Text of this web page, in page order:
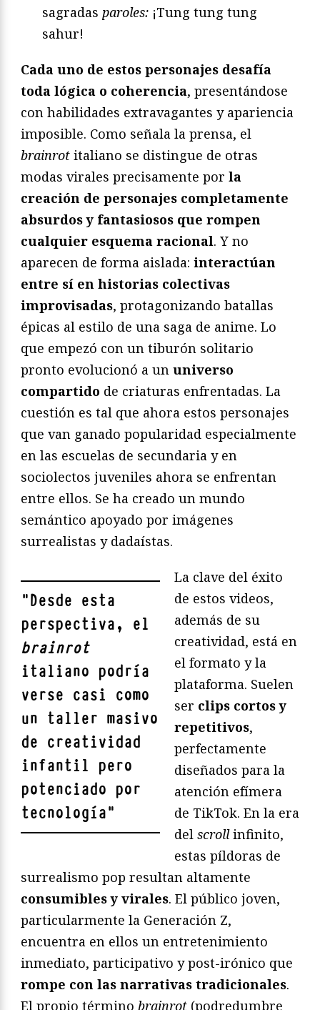
sagradas paroles: ¡Tung tung tung
sahur!
Cada uno de estos personajes desafía
toda lógica o coherencia, presentándose
con habilidades extravagantes y apariencia
imposible. Como señala la prensa, el
brainrot italiano se distingue de otras
modas virales precisamente por la
creación de personajes completamente
absurdos y fantasiosos que rompen
cualquier esquema racional. Y no
aparecen de forma aislada: interactúan
entre sí en historias colectivas
improvisadas, protagonizando batallas
épicas al estilo de una saga de anime. Lo
que empezó con un tiburón solitario
pronto evolucionó a un universo
compartido de criaturas enfrentadas. La
cuestión es tal que ahora estos personajes
que van ganado popularidad especialmente
en las escuelas de secundaria y en
sociolectos juveniles ahora se enfrentan
entre ellos. Se ha creado un mundo
semántico apoyado por imágenes
surrealistas y dadaístas.
"Desde esta
perspectiva, el
brainrot
italiano podría
verse casi como
un taller masivo
de creatividad
infantil pero
potenciado por
tecnología"
La clave del éxito
de estos videos,
además de su
creatividad, está en
el formato y la
plataforma. Suelen
ser clips cortos y
repetitivos,
perfectamente
diseñados para la
atención efímera
de TikTok. En la era
del scrollinfinito,
estas píldoras de
surrealismo pop resultan altamente
consumibles y virales. El público joven,
particularmente la Generación Z,
encuentra en ellos un entretenimiento
inmediato, participativo y post-irónico que
rompe con las narrativas tradicionales.
El propio término brainrot (podredumbre